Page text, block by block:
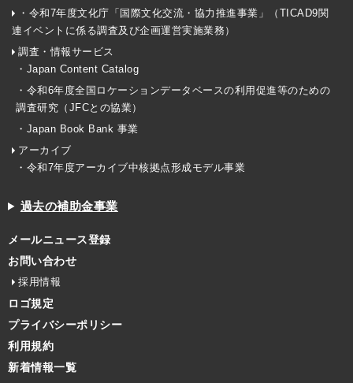
・令和7年度文化庁「国際文化交流・協力推進事業」（TICAD9関
連イベントに係る調査及び企画運営実施業務）
調査・情報サービス
・Japan Content Catalog
・令和6年度全国ロケーションデータベースの利用促進等のための
調査研究（JFCとの協業）
・Japan Book Bank 事業
アーカイブ
・令和7年度アーカイブ中核拠点形成モデル事業
過去の補助金事業
メールニュース登録
お問い合わせ
採用情報
ロゴ規定
プライバシーポリシー
利用規約
新着情報一覧